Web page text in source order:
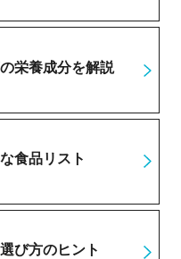
栄養成分を解説
食品リスト
び方のヒント